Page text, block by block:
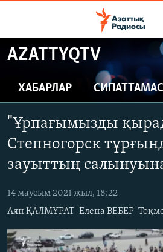
Skip
to
content
main
Skip
Search
ЖАҢАЛЫҚТАР
САЯСАТ
ҚАҢТАР ОҚИҒАСЫ
АДАМ ҚҰҚЫҚТАРЫ
ӘЛЕУМЕТ
ӘЛЕМ
АРНАЙЫ ЖОБАЛАР
Русский
AZATTYQTV
ХАБАРЛАР
"Ұрпағымызды
Степногорск
зауыттың
14 маусым 2021 жыл, 18:22
Аян ҚАЛМҰРАТ Елена ВЕБЕР